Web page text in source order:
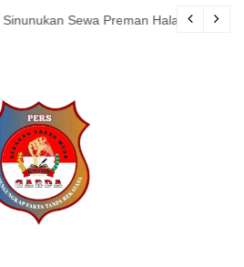
Indonesia yang Sedang Pemulihan
Sewa Preman Halau LSM